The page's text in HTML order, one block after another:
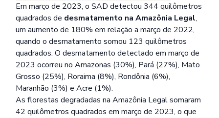
Em março de 2023, o SAD detectou 344 quilômetros
quadrados de desmatamento na Amazônia Legal,
um aumento de 180% em relação a março de 2022,
quando o desmatamento somou 123 quilômetros
quadrados. O desmatamento detectado em março de
2023 ocorreu no Amazonas (30%), Pará (27%), Mato
Grosso (25%), Roraima (8%), Rondônia (6%),
Maranhão (3%) e Acre (1%).
As florestas degradadas na Amazônia Legal somaram
42 quilômetros quadrados em março de 2023, o que